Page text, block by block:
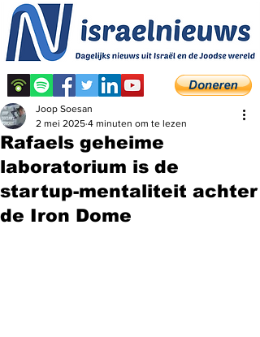
Rafaels geheime
laboratorium is de
startup-mentaliteit achter
de Iron Dome
Joop Soesan
2 mei 2025 4 minuten om te lezen